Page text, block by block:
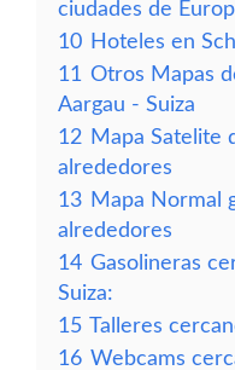
ciudades de
10 Hoteles en
11 Otros Mapas
Aargau - Suiza
12 Mapa Satelite
alrededores
13 Mapa Normal
alrededores
14 Gasolineras
Suiza:
15 Talleres
16 Webcams